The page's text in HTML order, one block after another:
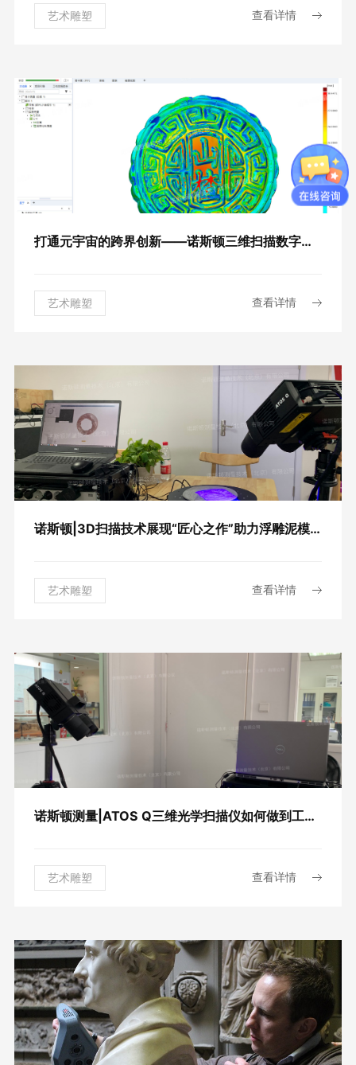
艺术雕塑 查看详情
打通元宇宙的跨界创新——诺斯顿三维扫描数字化解决方案
艺术雕塑 查看详情
诺斯顿|3D扫描技术展现“匠心之作”助力浮雕泥模三维数据采集
艺术雕塑 查看详情
诺斯顿测量|ATOS Q三维光学扫描仪如何做到工艺品细节纹路精准呈现
艺术雕塑 查看详情